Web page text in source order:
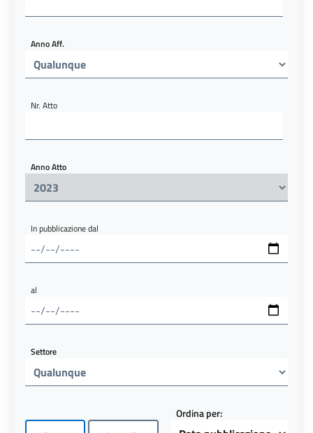
Anno Aff.
Nr. Atto
Anno Atto
In pubblicazione dal
al
Settore
Ordina per: